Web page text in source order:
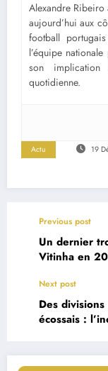
Alexandre
aujourd’hui aux
football
l’équipe
son
quotidienne.
Actu 19
Previous post
Un dernier
Vitinha en
Next post
Des
écossais :